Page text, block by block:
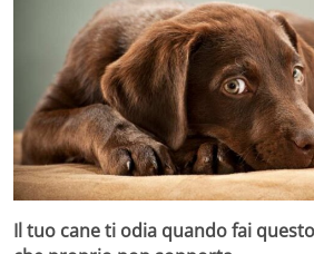
Il tuo cane ti odia quando fai